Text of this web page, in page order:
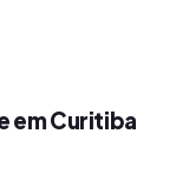
em Curitiba